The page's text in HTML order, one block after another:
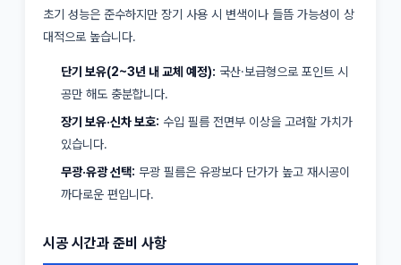
초기 성능은 준수하지만 장기 사용 시 변색이나 들뜸 가능성이 상
대적으로 높습니다.
단기 보유(2~3년 내 교체 예정): 국산·보급형으로 포인트 시
공만 해도 충분합니다.
장기 보유·신차 보호: 수입 필름 전면부 이상을 고려할 가치가
있습니다.
무광·유광 선택: 무광 필름은 유광보다 단가가 높고 재시공이
까다로운 편입니다.
시공 시간과 준비 사항